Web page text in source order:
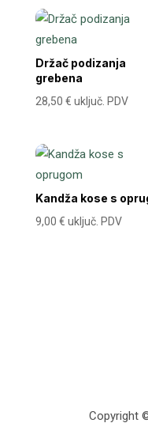
Držač podizanja
grebena
28,50 € uključ. PDV
Kandža kose s
9,00 € uključ. PDV
Copyright